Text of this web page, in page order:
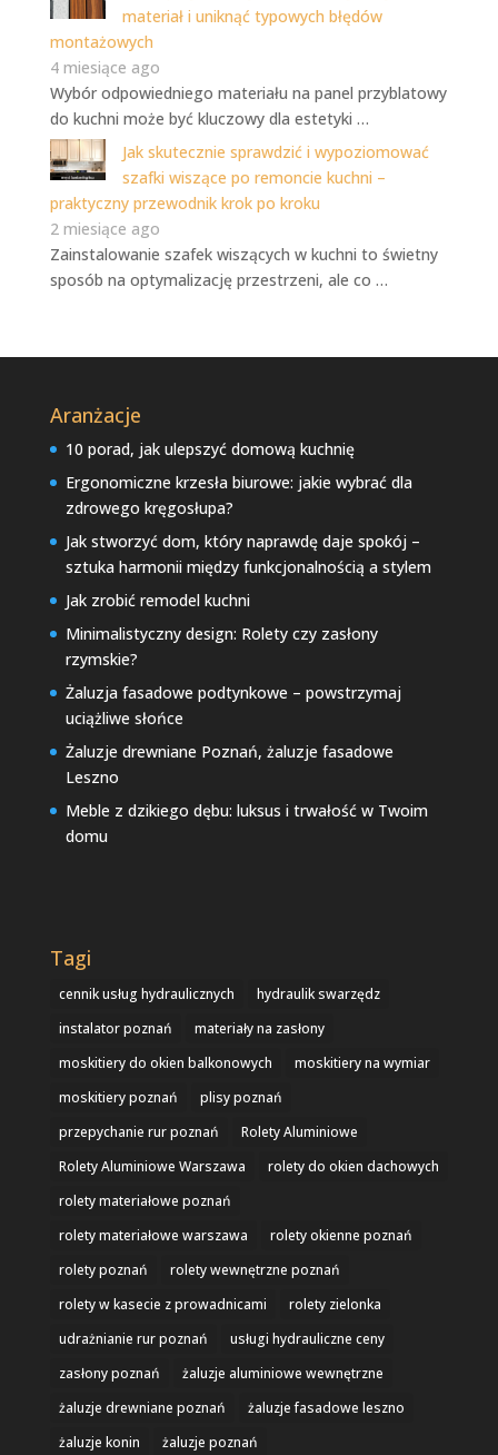
materiał i uniknąć typowych błędów
montażowych
4 miesiące ago
Wybór odpowiedniego materiału na panel przyblatowy
do kuchni może być kluczowy dla estetyki …
Jak skutecznie sprawdzić i wypoziomować
szafki wiszące po remoncie kuchni –
praktyczny przewodnik krok po kroku
2 miesiące ago
Zainstalowanie szafek wiszących w kuchni to świetny
sposób na optymalizację przestrzeni, ale co …
Aranżacje
10 porad, jak ulepszyć domową kuchnię
Ergonomiczne krzesła biurowe: jakie wybrać dla
zdrowego kręgosłupa?
Jak stworzyć dom, który naprawdę daje spokój –
sztuka harmonii między funkcjonalnością a stylem
Jak zrobić remodel kuchni
Minimalistyczny design: Rolety czy zasłony
rzymskie?
Żaluzja fasadowe podtynkowe – powstrzymaj
uciążliwe słońce
Żaluzje drewniane Poznań, żaluzje fasadowe
Leszno
Meble z dzikiego dębu: luksus i trwałość w Twoim
domu
Tagi
cennik usług hydraulicznych
hydraulik swarzędz
instalator poznań
materiały na zasłony
moskitiery do okien balkonowych
moskitiery na wymiar
moskitiery poznań
plisy poznań
przepychanie rur poznań
Rolety Aluminiowe
Rolety Aluminiowe Warszawa
rolety do okien dachowych
rolety materiałowe poznań
rolety materiałowe warszawa
rolety okienne poznań
rolety poznań
rolety wewnętrzne poznań
rolety w kasecie z prowadnicami
rolety zielonka
udrażnianie rur poznań
usługi hydrauliczne ceny
zasłony poznań
żaluzje aluminiowe wewnętrzne
żaluzje drewniane poznań
żaluzje fasadowe leszno
żaluzje konin
żaluzje poznań